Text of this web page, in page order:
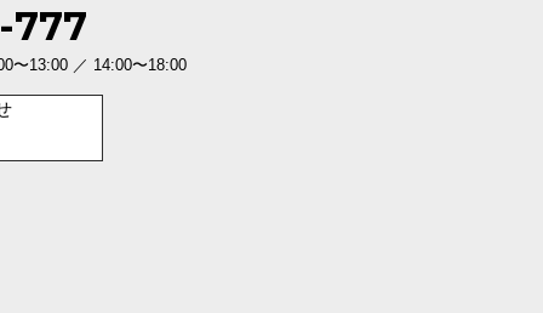
777
〜13:00 ／ 14:00〜18:00